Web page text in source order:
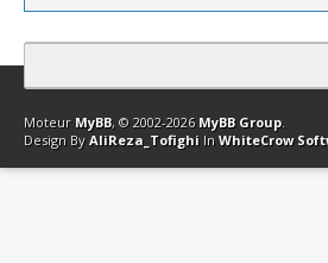
Contact Club Affiliation Retourner en
Moteur MyBB, © 2002-2026 MyBB Group.
Design By AliReza_Tofighi In WhiteCrow